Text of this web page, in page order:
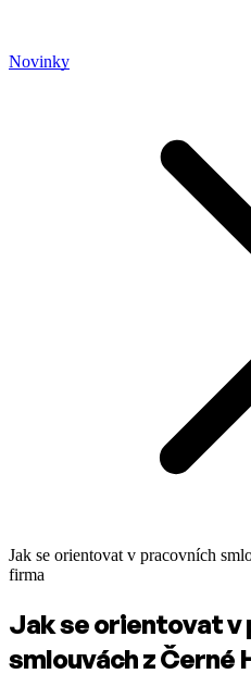
Novinky
Jak se orientovat v pracovních
firma
Jak se orientovat v
smlouvách z Černé